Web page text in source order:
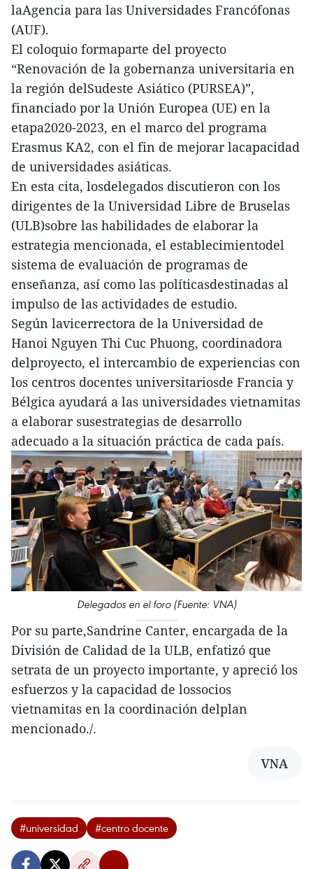
laAgencia para las Universidades Francófonas
(AUF).
El coloquio formaparte del proyecto
“Renovación de la gobernanza universitaria en
la región delSudeste Asiático (PURSEA)”,
financiado por la Unión Europea (UE) en la
etapa2020-2023, en el marco del programa
Erasmus KA2, con el fin de mejorar lacapacidad
de universidades asiáticas.
En esta cita, losdelegados discutieron con los
dirigentes de la Universidad Libre de Bruselas
(ULB)sobre las habilidades de elaborar la
estrategia mencionada, el establecimientodel
sistema de evaluación de programas de
enseñanza, así como las políticasdestinadas al
impulso de las actividades de estudio.
Según lavicerrectora de la Universidad de
Hanoi Nguyen Thi Cuc Phuong, coordinadora
delproyecto, el intercambio de experiencias con
los centros docentes universitariosde Francia y
Bélgica ayudará a las universidades vietnamitas
a elaborar susestrategias de desarrollo
adecuado a la situación práctica de cada país.
Delegados en el foro (Fuente: VNA)
Por su parte,Sandrine Canter, encargada de la
División de Calidad de la ULB, enfatizó que
setrata de un proyecto importante, y apreció los
esfuerzos y la capacidad de lossocios
vietnamitas en la coordinación delplan
mencionado./.
VNA
#universidad #centro docente